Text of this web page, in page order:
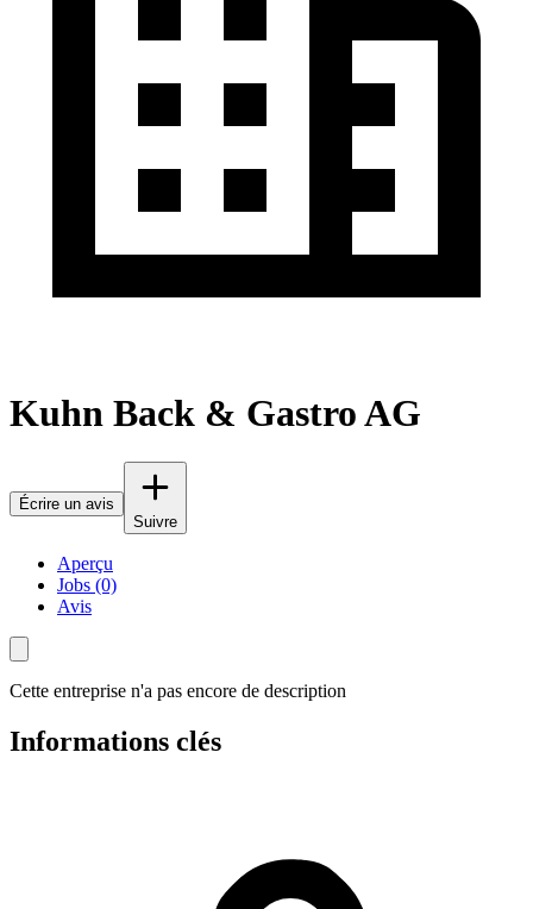
Kuhn Back & Gastro AG
Écrire un avis
Suivre
Aperçu
Jobs (0)
Avis
Cette entreprise n'a pas encore de description
Informations clés